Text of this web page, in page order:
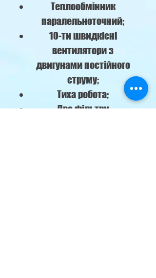
Теплообмінник
паралельноточний;
10-ти швидкісні
вентилятори з
двигунами постійного
струму;
Тиха робота;
Два фільтри